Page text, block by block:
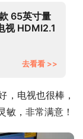
65英寸量
视 HDMI2.1
去看看 >>
，电视也很棒，
敏，非常满意！